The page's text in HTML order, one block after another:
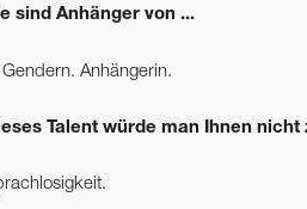
sind Anhänger von ...
Gendern. Anhängerin.
Talent würde man Ihnen nicht